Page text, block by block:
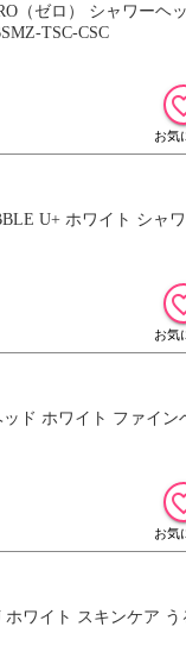
（ゼロ） シャワーヘ
TSC-CSC
U+ ホワイト シャ
ド ホワイト ファイ
ワイト スキンケア